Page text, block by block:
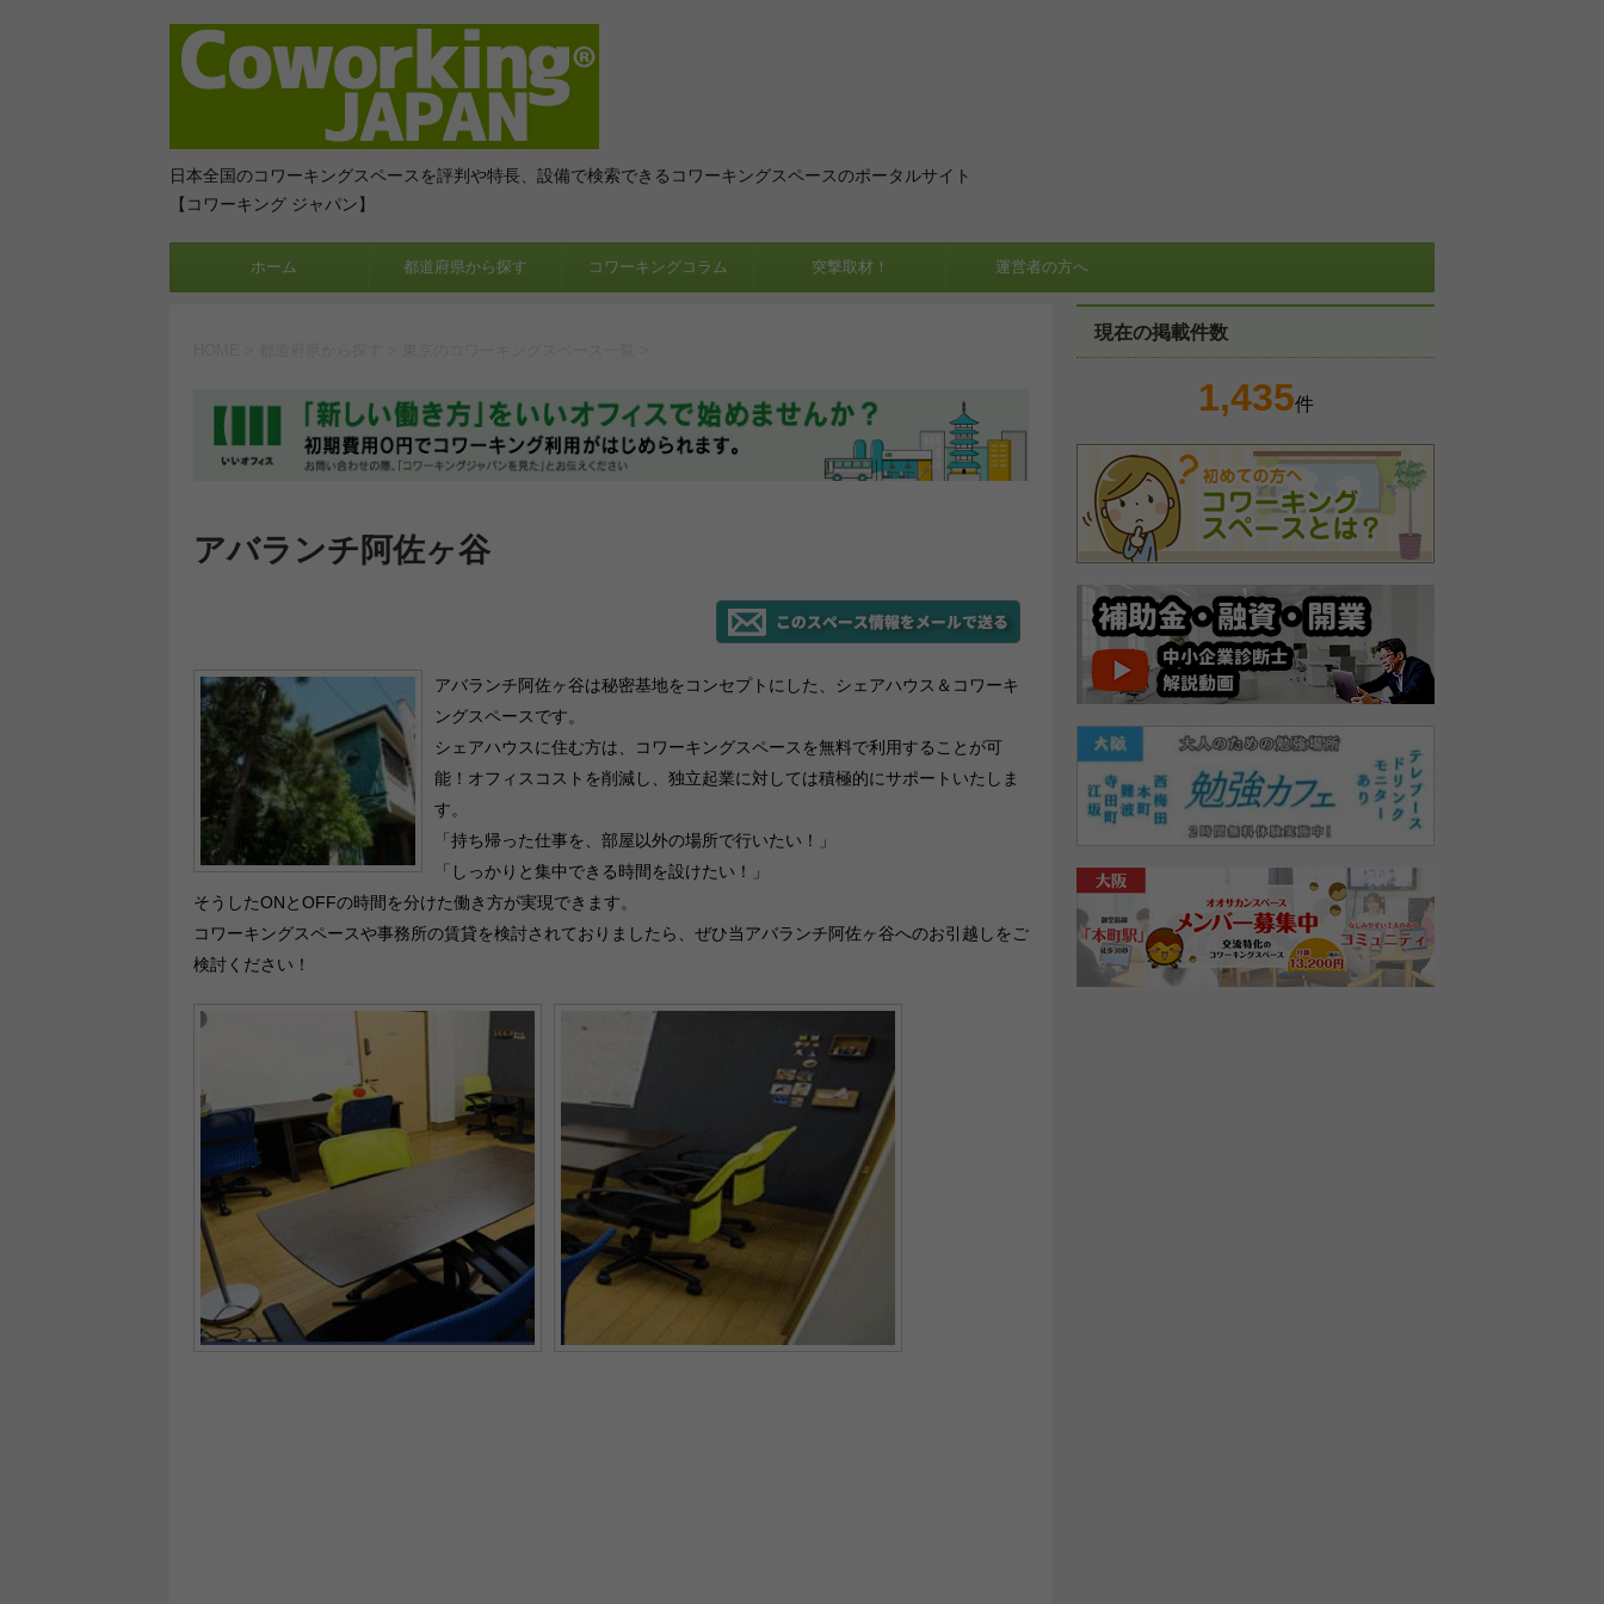
日本全国のコワーキングスペースを評判や特長、設備で検索できるコワーキングスペースのポータルサイト
【コワーキング ジャパン】
ホーム 都道府県から探す コワーキングコラム 突撃取材！ 運営者の方へ
アバランチ阿佐ヶ谷
アバランチ阿佐ヶ谷は秘密基地をコンセプトにした、シェアハウス＆コワーキ
ングスペースです。
シェアハウスに住む方は、コワーキングスペースを無料で利用することが可
能！オフィスコストを削減し、独立起業に対しては積極的にサポートいたしま
す。
「持ち帰った仕事を、部屋以外の場所で行いたい！」
「しっかりと集中できる時間を設けたい！」
そうしたONとOFFの時間を分けた働き方が実現できます。
コワーキングスペースや事務所の賃貸を検討されておりましたら、ぜひ当アバランチ阿佐ヶ谷へのお引越しをご
検討ください！
現在の掲載件数
1,435件